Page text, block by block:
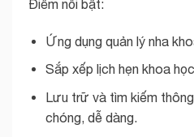
Điểm nổi bật:
Ứng dụng quản lý nha
Sắp xếp lịch hẹn khoa
Lưu trữ và tìm kiếm
chóng, dễ dàng.